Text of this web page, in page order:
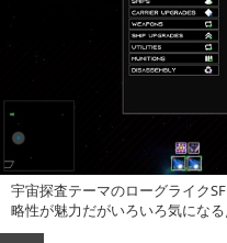
宇宙探査テーマのローグライク
略性が魅力だがいろいろ気にな